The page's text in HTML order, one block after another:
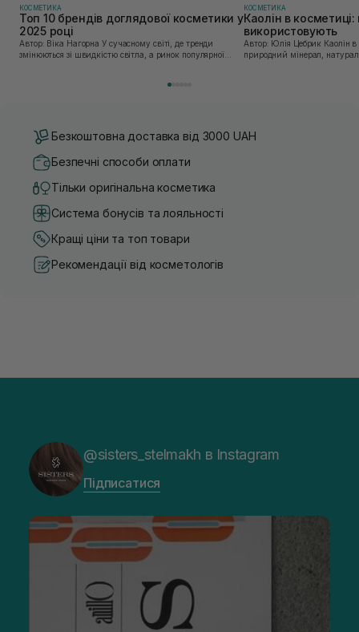
КОСМЕТИКА
Топ 10 брендів доглядової косметики у
2025 році
Автор: Віка Нагорна У сучасному світі, де тренди
змінюються зі швидкістю світла, а ринок популярної
КОСМЕТИКА
Каолін в
використовують
Автор: Юлія Цебрик Каолін в косметології – це
природний мінерал,
Безкоштовна доставка від 3000 UAH
Безпечні способи оплати
Тільки оригінальна косметика
Система бонусів та лояльності
Кращі ціни та топ товари
Рекомендації від косметологів
@sisters_stelmakh в Instagram
Підписатися